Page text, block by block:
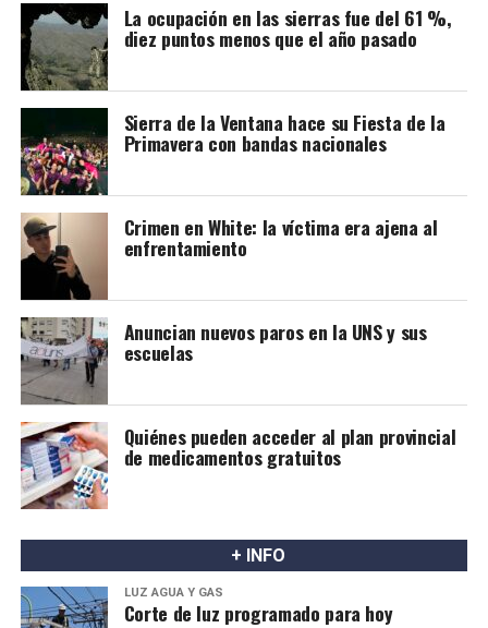
Con el paso del tiempo, su ejemplo de solidaridad y su
confianza en la Providencia hicieron que los fieles
comenzaran a invocarlo en momentos de necesidad
económica.
En Argentina, su figura cobró especial relevancia
durante la crisis de la década de 1930, cuando el
desempleo afectaba a miles de familias. Desde entonces,
se consolidó como el patrono del pan y del trabajo, bajo
el histórico lema “pan, paz y trabajo”.
El principal centro de peregrinación es el Santuario de
San Cayetano de Liniers, en la Ciudad de Buenos Aires,
donde cada 7 de agosto se forman extensas filas de
personas que llegan para agradecer favores recibidos o
pedir un empleo, salud y bienestar para sus familias.
La devoción también se replica en parroquias y capillas
de todo el país, donde se bendicen espigas de trigo y
panes, símbolos del sustento diario.
La ocupación en las sierras fue del 61 %,
diez puntos menos que el año pasado
Sierra de la Ventana hace su Fiesta de la
Primavera con bandas nacionales
Crimen en White: la víctima era ajena al
enfrentamiento
Anuncian nuevos paros en la UNS y sus
escuelas
Quiénes pueden acceder al plan provincial
de medicamentos gratuitos
+ INFO
LUZ AGUA Y GAS
Corte de luz programado para hoy